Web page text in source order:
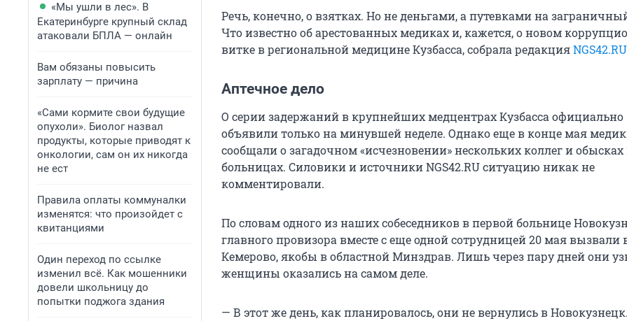
«Мы ушли в лес». В
Екатеринбурге крупный склад
атаковали БПЛА — онлайн
Вам обязаны повысить
зарплату — причина
«Сами кормите свои будущие
опухоли». Биолог назвал
продукты, которые приводят к
онкологии, сам он их никогда
не ест
Правила оплаты коммуналки
изменятся: что произойдет с
квитанциями
Один переход по ссылке
изменил всё. Как мошенники
довели школьницу до
попытки поджога здания
Речь, конечно, о взятках. Но не деньгами, а путевками на
Что известно об арестованных медиках и, кажется, о новом
витке в региональной медицине Кузбасса, собрала редакцияNGS42.RU
Аптечное дело
О серии задержаний в крупнейших медцентрах Кузбасса официально
объявили только на минувшей неделе. Однако еще в конце мая
сообщали о загадочном «исчезновении» нескольких коллег и обысках
больницах. Силовики и источники NGS42.RU ситуацию никак не
комментировали.
По словам одного из наших собеседников в первой больнице
главного провизора вместе с еще одной сотрудницей 20 мая вызвали
Кемерово, якобы в областной Минздрав. Лишь через пару дней они
женщины оказались на самом деле.
— В этот же день, как планировалось, они не вернулись в